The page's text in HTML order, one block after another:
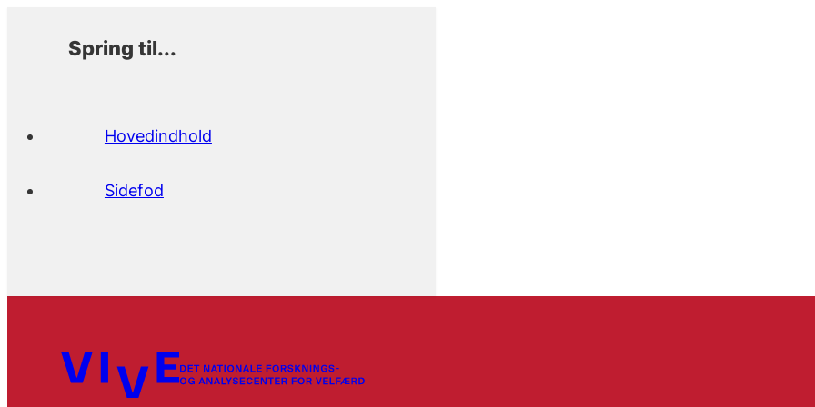
Spring til...
Hovedindhold
Sidefod